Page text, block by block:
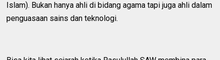
Islam). Bukan hanya ahli di bidang agama tapi juga ahli dalam
penguasaan sains dan teknologi.